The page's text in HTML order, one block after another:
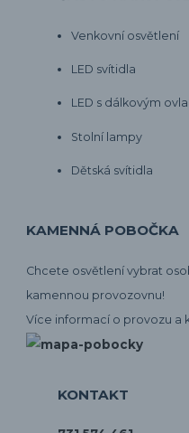
Venkovní osvětlení
LED svítidla
LED s dálkovým
Stolní lampy
Dětská svítidla
KAMENNÁ POBOČKA
Chcete osvětlení vybrat
kamennou provozovnu!
Více informací o provozu a
KONTAKT